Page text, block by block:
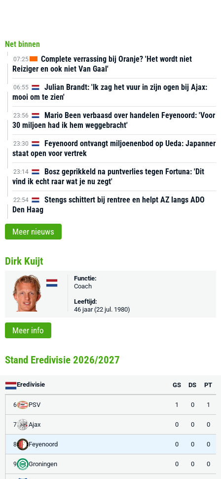
Net binnen
07:25
Complete verrassing bij Oranje? 'Het wordt niet
Reiziger en ook niet Van Gaal'
06:55
Julian Brandt: 'Ik zag het vuur in zijn ogen bij Ajax:
mooi om te zien'
23:56
Mario Been verbaasd over handelen Feyenoord: 'Voor
30 miljoen had ik hem weggebracht'
23:30
Feyenoord ontvangt miljoenenbod op Ueda: Japanner
staat open voor vertrek
23:14
Bosz geprikkeld na puntverlies tegen Fortuna: 'Dit
vind ik echt raar wat je nu zegt'
22:54
Stengs schittert bij rentree en helpt AZ langs ADO
Den Haag
Meer nieuws
Dirk Kuijt
Functie:
Coach
Leeftijd:
46 jaar (22 jul. 1980)
Meer info
Stand Eredivisie 2026/2027
Eredivisie GS DS PT
6 PSV 1 0 1
7 Ajax 0 0 0
8 Feyenoord 0 0 0
9 Groningen 0 0 0